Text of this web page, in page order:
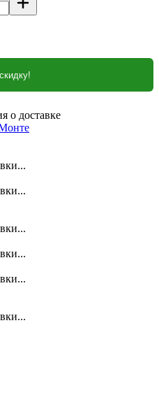
о доставке